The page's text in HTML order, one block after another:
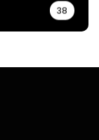
38